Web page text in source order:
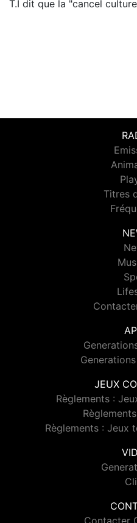
T.I dit que la "cancel
Titres
JEUX
Règlements :
Règlements : Jeux